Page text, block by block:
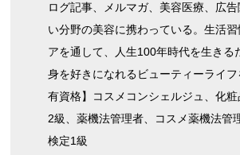
ログ記事、メルマガ、美容医療、広
い分野の美容に携わっている。生活
アを通して、人生100年時代を生きる
身を好きになれるビューティーライ
有資格】コスメコンシェルジュ、化粧
2級、薬機法管理者、コスメ薬機法管
検定1級